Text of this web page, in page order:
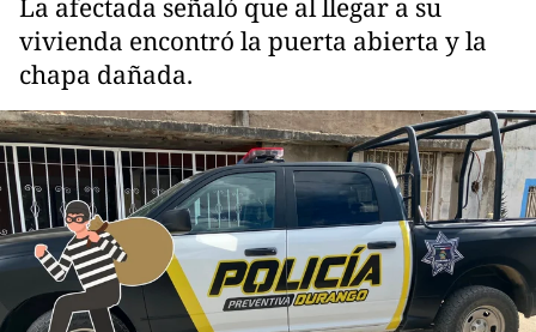
La afectada señaló que al llegar a su
vivienda encontró la puerta abierta y la
chapa dañada.